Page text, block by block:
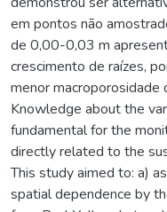
em pontos não
de 0,00-0,03 m
crescimento de raízes,
menor macroporosidade
Knowledge about the
fundamental for the
directly related to the
This study aimed to: a)
spatial dependence by